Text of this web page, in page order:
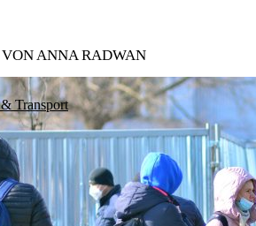
Transport
ANNA RADWAN